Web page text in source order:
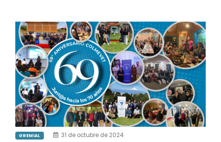
GREMIAL 31 de octubre de 2024